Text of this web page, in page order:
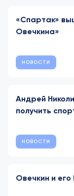
«Спартак»
Овечкина»
НОВОСТИ
Андрей
получить
НОВОСТИ
Овечкин и его